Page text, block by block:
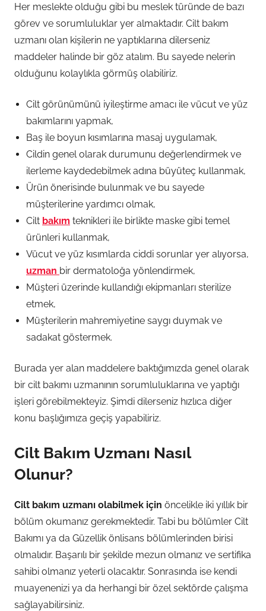
Her meslekte olduğu gibi bu meslek türünde de bazı
görev ve sorumluluklar yer almaktadır. Cilt bakım
uzmanı olan kişilerin ne yaptıklarına dilerseniz
maddeler halinde bir göz atalım. Bu sayede nelerin
olduğunu kolaylıkla görmüş olabiliriz.
Cilt görünümünü iyileştirme amacı ile vücut ve yüz
bakımlarını yapmak,
Baş ile boyun kısımlarına masaj uygulamak,
Cildin genel olarak durumunu değerlendirmek ve
ilerleme kaydedebilmek adına büyüteç kullanmak,
Ürün önerisinde bulunmak ve bu sayede
müşterilerine yardımcı olmak,
Cilt bakım teknikleri ile birlikte maske gibi temel
ürünleri kullanmak,
Vücut ve yüz kısımlarda ciddi sorunlar yer alıyorsa,
uzman bir dermatoloğa yönlendirmek,
Müşteri üzerinde kullandığı ekipmanları sterilize
etmek,
Müşterilerin mahremiyetine saygı duymak ve
sadakat göstermek.
Burada yer alan maddelere baktığımızda genel olarak
bir cilt bakımı uzmanının sorumluluklarına ve yaptığı
işleri görebilmekteyiz. Şimdi dilerseniz hızlıca diğer
konu başlığımıza geçiş yapabiliriz.
Cilt Bakım Uzmanı Nasıl
Olunur?
Cilt bakım uzmanı olabilmek için öncelikle iki yıllık bir
bölüm okumanız gerekmektedir. Tabi bu bölümler Cilt
Bakımı ya da Güzellik önlisans bölümlerinden birisi
olmalıdır. Başarılı bir şekilde mezun olmanız ve sertifika
sahibi olmanız yeterli olacaktır. Sonrasında ise kendi
muayenenizi ya da herhangi bir özel sektörde çalışma
sağlayabilirsiniz.